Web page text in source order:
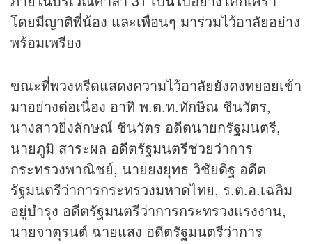
โดยมีญาติพี่น้อง และเพื่อนๆ มาร่วมไว้อาลัยอย่าง
พร้อมเพรียง
ขณะที่พวงหรีดแสดงความไว้อาลัยยังคงทยอยเข้า
มาอย่างต่อเนื่อง อาทิ พ.ต.ท.ทักษิณ ชินวัตร,
นางสาวยิ่งลักษณ์ ชินวัตร อดีตนายกรัฐมนตรี,
นายภูมิ สาระผล อดีตรัฐมนตรีช่วยว่าการ
กระทรวงพาณิชย์, นายยงยุทธ วิชัยดิฐ อดีต
รัฐมนตรีว่าการกระทรวงมหาดไทย, ร.ต.อ.เฉลิม
อยู่บำรุง อดีตรัฐมนตรีว่าการกระทรวงแรงงาน,
นายจาตุรนต์ ฉายแสง อดีตรัฐมนตรีว่าการ